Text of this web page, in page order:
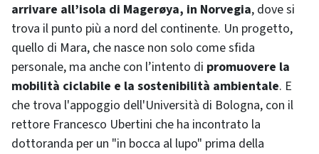
arrivare all’isola di Magerøya, in Norvegia, dove si
trova il punto più a nord del continente. Un progetto,
quello di Mara, che nasce non solo come sfida
personale, ma anche con l’intento di promuovere la
mobilità ciclabile e la sostenibilità ambientale. E
che trova l'appoggio dell'Università di Bologna, con il
rettore Francesco Ubertini che ha incontrato la
dottoranda per un "in bocca al lupo" prima della